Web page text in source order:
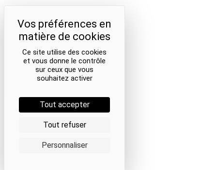
Ce site utilise des cookies
et vous donne le contrôle
sur ceux que vous
souhaitez activer
Tout accepter
Tout refuser
Personnaliser